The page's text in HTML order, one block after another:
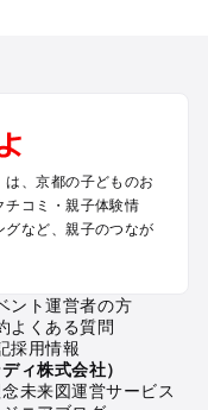
け
かけ
け
のプールお出かけ
、京都の子どものお
チコミ・親子体験情
など、親子のつなが
ント運営者の方
よくある質問
採用情報
ィ株式会社）
未来図運営サービス